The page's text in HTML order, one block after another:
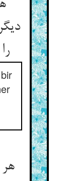
را آسمانی دیگرست